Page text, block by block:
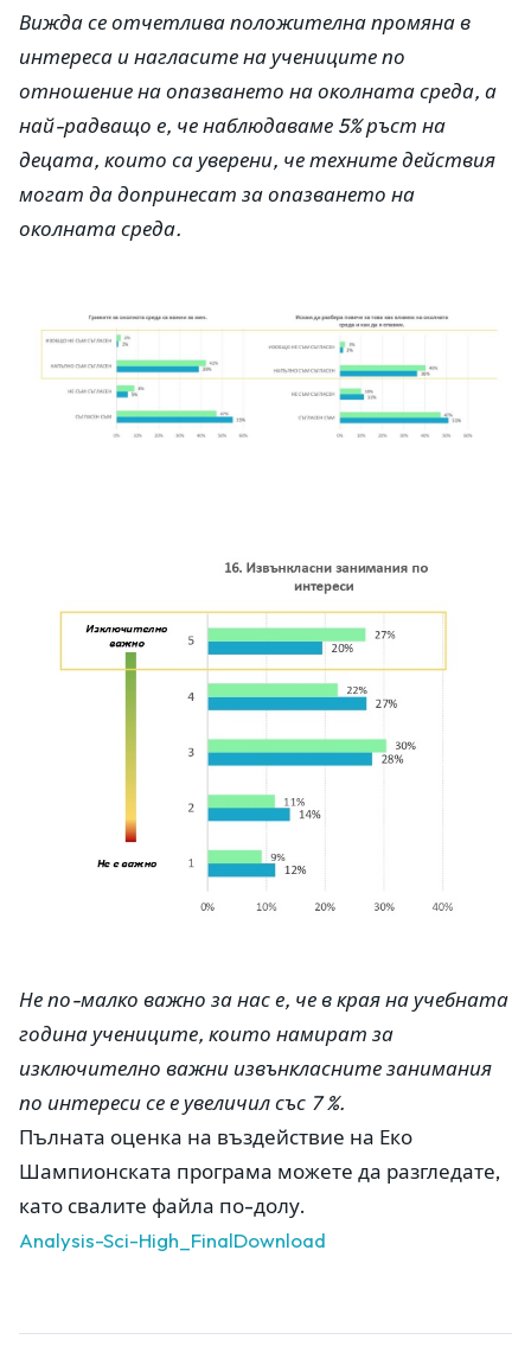
Вижда се отчетлива положителна промяна в
интереса и нагласите на учениците по
отношение на опазването на околната среда, а
най-радващо е, че наблюдаваме 5% ръст на
децата, които са уверени, че техните действия
могат да допринесат за опазването на
околната среда.
Не по-малко важно за нас е, че в края на учебната
година учениците, които намират за
изключително важни извънкласните занимания
по интереси се е увеличил със 7 %.
Пълната оценка на въздействие на Еко
Шампионската програма можете да разгледате,
като свалите файла по-долу.
Analysis-Sci-High_FinalDownload